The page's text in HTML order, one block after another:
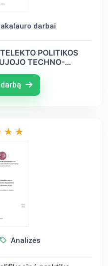
darbai
POLITIKOS
TECHNO-
Analizės